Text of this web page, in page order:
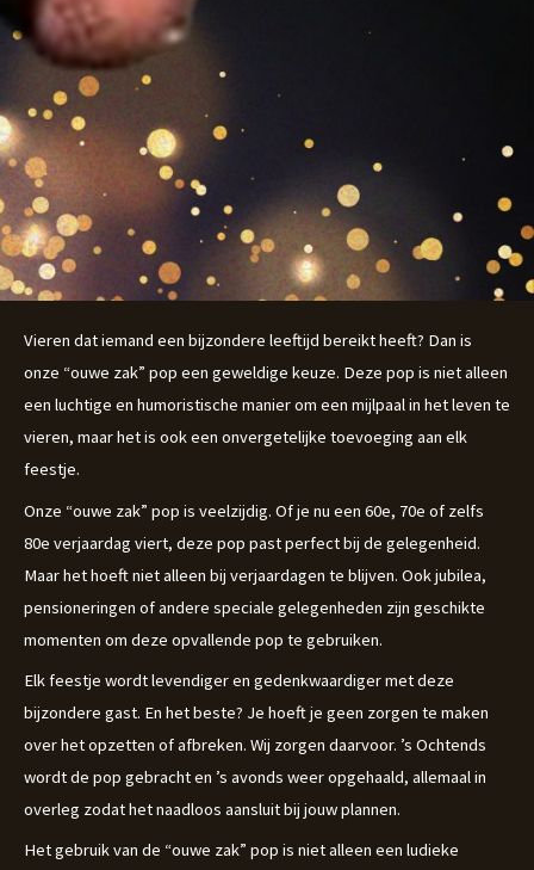
Vieren dat iemand een bijzondere leeftijd bereikt heeft? Dan is
onze “ouwe zak” pop een geweldige keuze. Deze pop is niet alleen
een luchtige en humoristische manier om een mijlpaal in het leven te
vieren, maar het is ook een onvergetelijke toevoeging aan elk
feestje.
Onze “ouwe zak” pop is veelzijdig. Of je nu een 60e, 70e of zelfs
80e verjaardag viert, deze pop past perfect bij de gelegenheid.
Maar het hoeft niet alleen bij verjaardagen te blijven. Ook jubilea,
pensioneringen of andere speciale gelegenheden zijn geschikte
momenten om deze opvallende pop te gebruiken.
Elk feestje wordt levendiger en gedenkwaardiger met deze
bijzondere gast. En het beste? Je hoeft je geen zorgen te maken
over het opzetten of afbreken. Wij zorgen daarvoor. ’s Ochtends
wordt de pop gebracht en ’s avonds weer opgehaald, allemaal in
overleg zodat het naadloos aansluit bij jouw plannen.
Het gebruik van de “ouwe zak” pop is niet alleen een ludieke